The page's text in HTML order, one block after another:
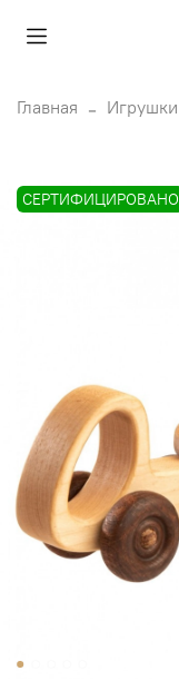
Главная Игрушки
СЕРТИФИЦИРОВАНО